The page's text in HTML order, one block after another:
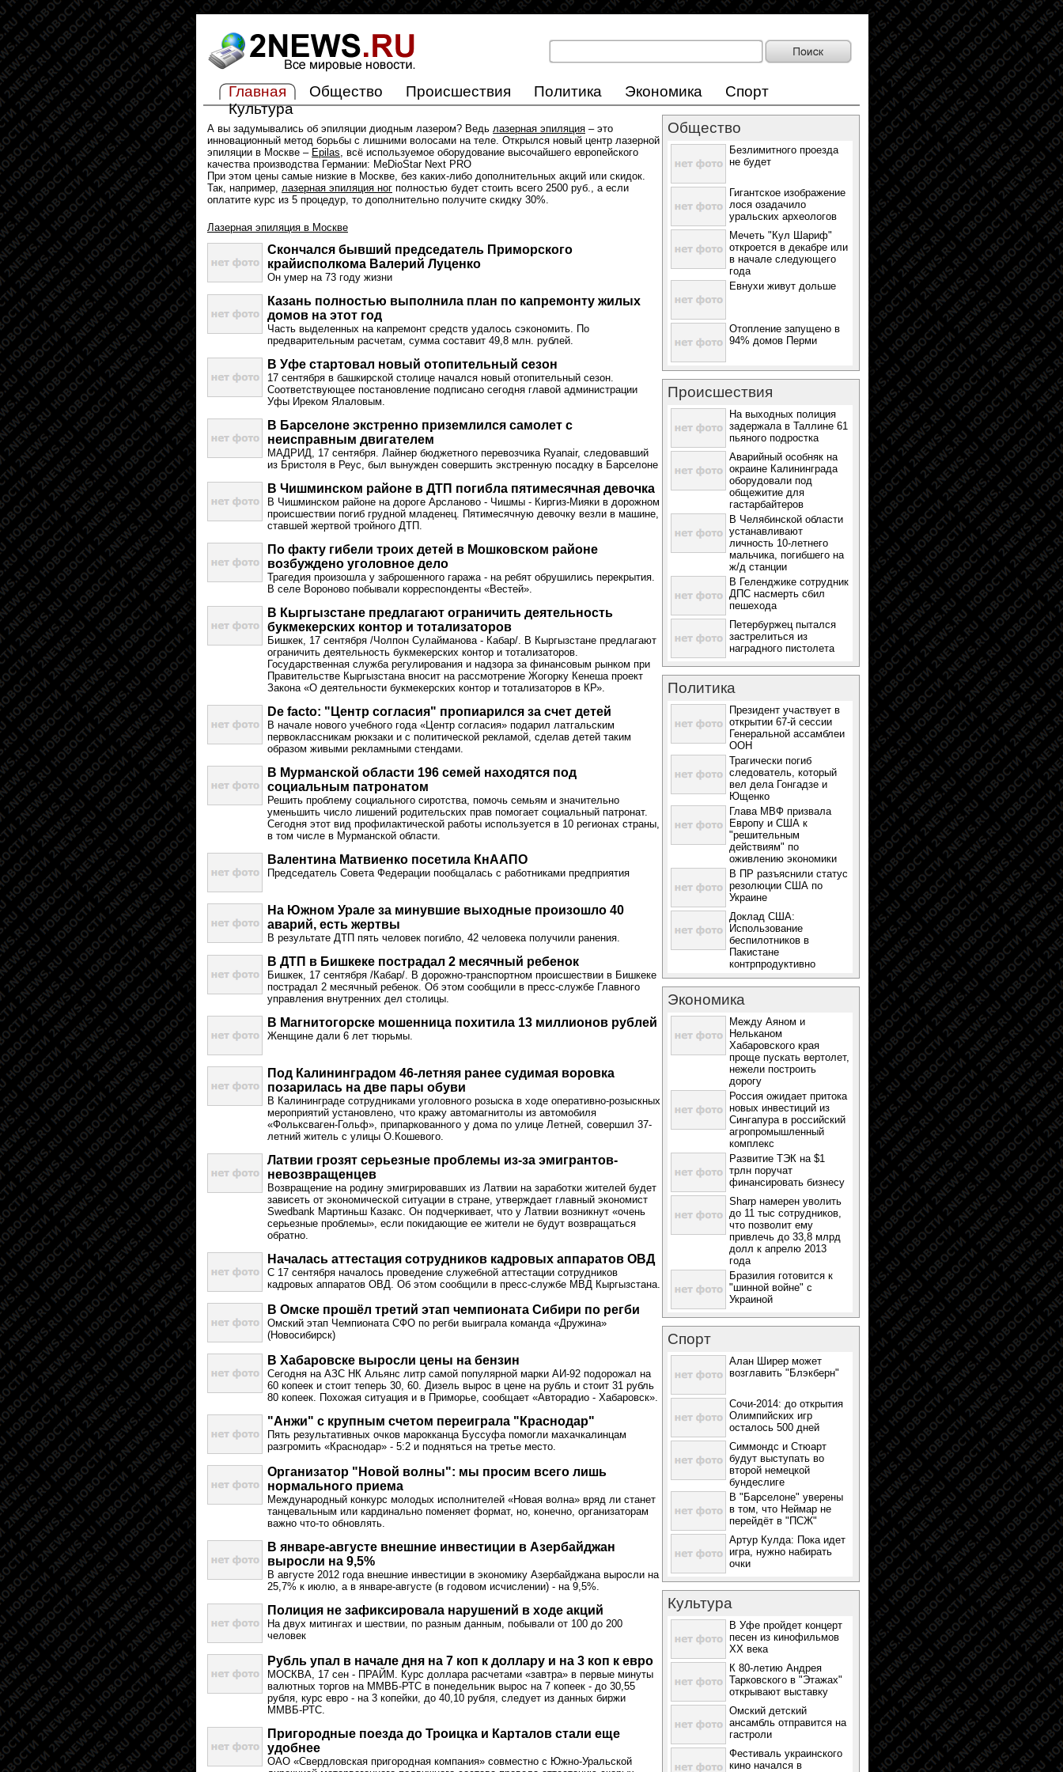
Главная Общество Происшествия Политика Экономика
Спорт
Культура
А вы задумывались об эпиляции диодным лазером? Ведь лазерная эпиляция – это
инновационный метод борьбы с лишними волосами на теле. Открылся новый центр лазерной
эпиляции в Москве – Epilas, всё используемое оборудование высочайшего европейского
качества производства Германии: MeDioStar Next PRO
При этом цены самые низкие в Москве, без каких-либо дополнительных акций или скидок.
Так, например, лазерная эпиляция ног полностью будет стоить всего 2500 руб., а если
оплатите курс из 5 процедур, то дополнительно получите скидку 30%.
Лазерная эпиляция в Москве
Скончался бывший председатель Приморского
крайисполкома Валерий Луценко
Он умер на 73 году жизни
Казань полностью выполнила план по капремонту жилых
домов на этот год
Часть выделенных на капремонт средств удалось сэкономить. По
предварительным расчетам, сумма составит 49,8 млн. рублей.
В Уфе стартовал новый отопительный сезон
17 сентября в башкирской столице начался новый отопительный сезон.
Соответствующее постановление подписано сегодня главой администрации
Уфы Иреком Ялаловым.
В Барселоне экстренно приземлился самолет с
неисправным двигателем
МАДРИД, 17 сентября. Лайнер бюджетного перевозчика Ryanair, следовавший
из Бристоля в Реус, был вынужден совершить экстренную посадку в Барселоне
В Чишминском районе в ДТП погибла пятимесячная девочка
В Чишминском районе на дороге Арсланово - Чишмы - Киргиз-Мияки в дорожном
происшествии погиб грудной младенец. Пятимесячную девочку везли в машине,
ставшей жертвой тройного ДТП.
По факту гибели троих детей в Мошковском районе
возбуждено уголовное дело
Трагедия произошла у заброшенного гаража - на ребят обрушились перекрытия.
В селе Вороново побывали корреспонденты «Вестей».
В Кыргызстане предлагают ограничить деятельность
букмекерских контор и тотализаторов
Бишкек, 17 сентября /Чолпон Сулайманова - Кабар/. В Кыргызстане предлагают
ограничить деятельность букмекерских контор и тотализаторов.
Государственная служба регулирования и надзора за финансовым рынком при
Правительстве Кыргызстана вносит на рассмотрение Жогорку Кенеша проект
Закона «О деятельности букмекерских контор и тотализаторов в КР».
De facto: "Центр согласия" пропиарился за счет детей
В начале нового учебного года «Центр согласия» подарил латгальским
первоклассникам рюкзаки и с политической рекламой, сделав детей таким
образом живыми рекламными стендами.
В Мурманской области 196 семей находятся под
социальным патронатом
Решить проблему социального сиротства, помочь семьям и значительно
уменьшить число лишений родительских прав помогает социальный патронат.
Сегодня этот вид профилактической работы используется в 10 регионах страны,
в том числе в Мурманской области.
Валентина Матвиенко посетила КнААПО
Председатель Совета Федерации пообщалась с работниками предприятия
На Южном Урале за минувшие выходные произошло 40
аварий, есть жертвы
В результате ДТП пять человек погибло, 42 человека получили ранения.
В ДТП в Бишкеке пострадал 2 месячный ребенок
Бишкек, 17 сентября /Кабар/. В дорожно-транспортном происшествии в Бишкеке
пострадал 2 месячный ребенок. Об этом сообщили в пресс-службе Главного
управления внутренних дел столицы.
В Магнитогорске мошенница похитила 13 миллионов рублей
Женщине дали 6 лет тюрьмы.
Под Калининградом 46-летняя ранее судимая воровка
позарилась на две пары обуви
В Калининграде сотрудниками уголовного розыска в ходе оперативно-розыскных
мероприятий установлено, что кражу автомагнитолы из автомобиля
«Фольксваген-Гольф», припаркованного у дома по улице Летней, совершил 37-
летний житель с улицы О.Кошевого.
Латвии грозят серьезные проблемы из-за эмигрантов-
невозвращенцев
Возвращение на родину эмигрировавших из Латвии на заработки жителей будет
зависеть от экономической ситуации в стране, утверждает главный экономист
Swedbank Мартиньш Казакс. Он подчеркивает, что у Латвии возникнут «очень
серьезные проблемы», если покидающие ее жители не будут возвращаться
обратно.
Началась аттестация сотрудников кадровых аппаратов ОВД
С 17 сентября началось проведение служебной аттестации сотрудников
кадровых аппаратов ОВД. Об этом сообщили в пресс-службе МВД Кыргызстана.
В Омске прошёл третий этап чемпионата Сибири по регби
Омский этап Чемпионата СФО по регби выиграла команда «Дружина»
(Новосибирск)
В Хабаровске выросли цены на бензин
Сегодня на АЗС НК Альянс литр самой популярной марки АИ-92 подорожал на
60 копеек и стоит теперь 30, 60. Дизель вырос в цене на рубль и стоит 31 рубль
80 копеек. Похожая ситуация и в Приморье, сообщает «Авторадио - Хабаровск».
"Анжи" с крупным счетом переиграла "Краснодар"
Пять результативных очков марокканца Буссуфа помогли махачкалинцам
разгромить «Краснодар» - 5:2 и подняться на третье место.
Организатор "Новой волны": мы просим всего лишь
нормального приема
Международный конкурс молодых исполнителей «Новая волна» вряд ли станет
танцевальным или кардинально поменяет формат, но, конечно, организаторам
важно что-то обновлять.
В январе-августе внешние инвестиции в Азербайджан
выросли на 9,5%
В августе 2012 года внешние инвестиции в экономику Азербайджана выросли на
25,7% к июлю, а в январе-августе (в годовом исчислении) - на 9,5%.
Полиция не зафиксировала нарушений в ходе акций
На двух митингах и шествии, по разным данным, побывали от 100 до 200
человек
Рубль упал в начале дня на 7 коп к доллару и на 3 коп к евро
МОСКВА, 17 сен - ПРАЙМ. Курс доллара расчетами «завтра» в первые минуты
валютных торгов на ММВБ-РТС в понедельник вырос на 7 копеек - до 30,55
рубля, курс евро - на 3 копейки, до 40,10 рубля, следует из данных биржи
ММВБ-РТС.
Пригородные поезда до Троицка и Карталов стали еще
удобнее
ОАО «Свердловская пригородная компания» совместно с Южно-Уральской
Общество
Безлимитного проезда
не будет
Гигантское изображение
лося озадачило
уральских археологов
Мечеть "Кул Шариф"
откроется в декабре или
в начале следующего
года
Евнухи живут дольше
Отопление запущено в
94% домов Перми
Происшествия
На выходных полиция
задержала в Таллине 61
пьяного подростка
Аварийный особняк на
окраине Калининграда
оборудовали под
общежитие для
гастарбайтеров
В Челябинской области
устанавливают
личность 10-летнего
мальчика, погибшего на
ж/д станции
В Геленджике сотрудник
ДПС насмерть сбил
пешехода
Петербуржец пытался
застрелиться из
наградного пистолета
Политика
Президент участвует в
открытии 67-й сессии
Генеральной ассамблеи
ООН
Трагически погиб
следователь, который
вел дела Гонгадзе и
Ющенко
Глава МВФ призвала
Европу и США к
"решительным
действиям" по
оживлению экономики
В ПР разъяснили статус
резолюции США по
Украине
Доклад США:
Использование
беспилотников в
Пакистане
контрпродуктивно
Экономика
Между Аяном и
Нельканом
Хабаровского края
проще пускать вертолет,
нежели построить
дорогу
Россия ожидает притока
новых инвестиций из
Сингапура в российский
агропромышленный
комплекс
Развитие ТЭК на $1
трлн поручат
финансировать бизнесу
Sharp намерен уволить
до 11 тыс сотрудников,
что позволит ему
привлечь до 33,8 млрд
долл к апрелю 2013
года
Бразилия готовится к
"шинной войне" с
Украиной
Спорт
Алан Ширер может
возглавить "Блэкберн"
Сочи-2014: до открытия
Олимпийских игр
осталось 500 дней
Симмондс и Стюарт
будут выступать во
второй немецкой
бундеслиге
В "Барселоне" уверены
в том, что Неймар не
перейдёт в "ПСЖ"
Артур Кулда: Пока идет
игра, нужно набирать
очки
Культура
В Уфе пройдет концерт
песен из кинофильмов
ХХ века
К 80-летию Андрея
Тарковского в "Этажах"
открывают выставку
Омский детский
ансамбль отправится на
гастроли
Фестиваль украинского
кино начался в